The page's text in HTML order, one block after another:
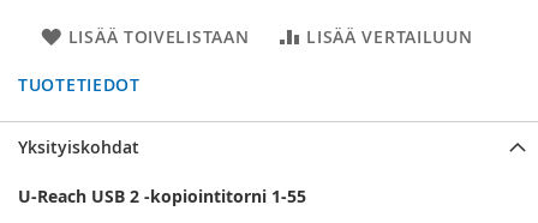
LISÄÄ TOIVELISTAAN LISÄÄ VERTAILUUN
TUOTETIEDOT
Yksityiskohdat
U-Reach USB 2 -kopiointitorni 1-55